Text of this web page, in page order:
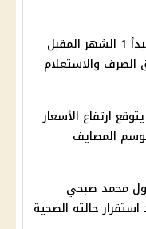
معاشات يوليو 2026 تبدأ 1 الشهر المقبل
الصرف والاستعلام
ارتفاع الأسعار
المصايف
محمد صبحي
استقرار حالته الصحية